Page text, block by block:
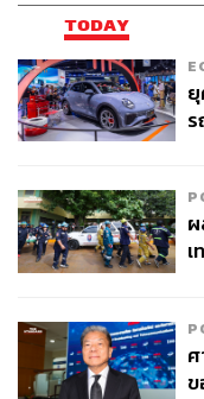
TODAY
ข